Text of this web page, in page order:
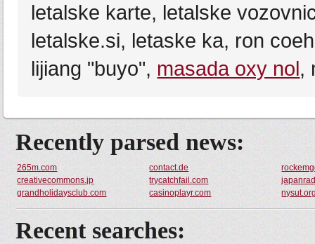
letalske karte, letalske
letalske.si, letaske ka, ron
lijiang "buyo", masada oxy nol,
Recently parsed news:
265m.com contact.de
creativecommons.jp
trycatchfail.com
grandholidaysclub.com
casinoplayr.com
Recent searches: